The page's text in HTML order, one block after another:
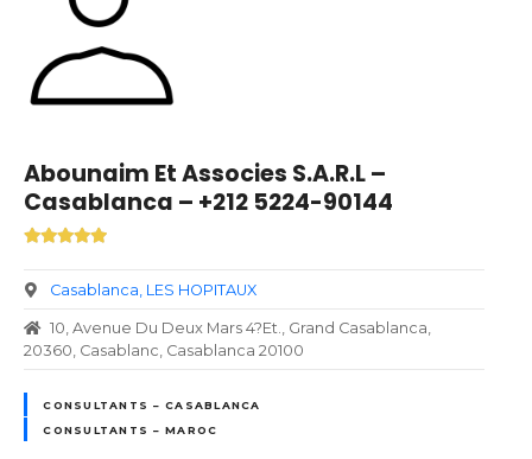
Abounaim Et Associes S.A.R.L –
Casablanca – +212 5224-90144
Casablanca LES HOPITAUX
10, Avenue Du Deux Mars 4?Et., Grand Casablanca,
20360, Casablanc, Casablanca 20100
CONSULTANTS – CASABLANCA
CONSULTANTS – MAROC